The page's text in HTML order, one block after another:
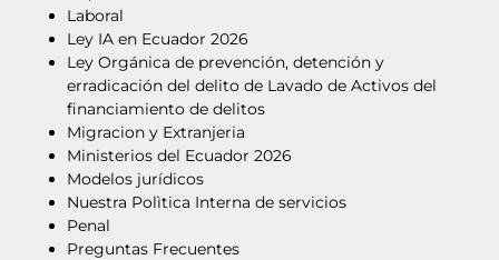
Laboral
Ley IA en Ecuador 2026
Ley Orgánica de prevención, detención y
erradicación del delito de Lavado de Activos del
financiamiento de delitos
Migracion y Extranjeria
Ministerios del Ecuador 2026
Modelos jurídicos
Nuestra Polìtica Interna de servicios
Penal
Preguntas Frecuentes